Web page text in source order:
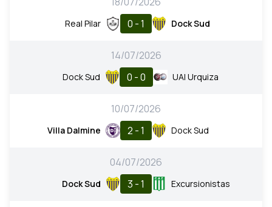
Real Pilar 0 - 1 Dock Sud
14/07/2026
Dock Sud 0 - 0 UAI Urquiza
10/07/2026
Villa Dalmine 2 - 1 Dock Sud
04/07/2026
Dock Sud 3 - 1 Excursionistas